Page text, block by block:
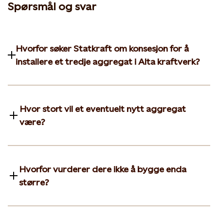
Spørsmål og svar
Hvorfor søker Statkraft om konsesjon for å
installere et tredje aggregat i Alta kraftverk?
Hvor stort vil et eventuelt nytt aggregat
være?
Hvorfor vurderer dere ikke å bygge enda
større?